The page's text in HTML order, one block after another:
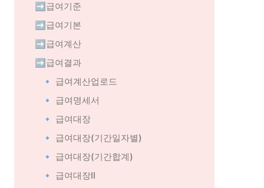
➡️급여기준
➡️급여기본
➡️급여계산
➡️급여결과
🔹 급여계산업로드
🔹 급여명세서
🔹 급여대장
🔹 급여대장(기간일자별)
🔹 급여대장(기간합계)
🔹 급여대장Ⅱ